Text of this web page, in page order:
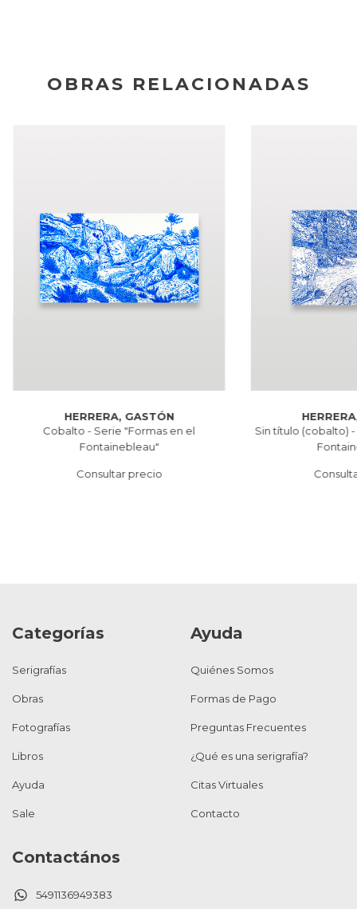
OBRAS RELACIONADAS
HERRERA, GASTÓN
Cobalto - Serie "Formas en el
Fontainebleau"
Consultar precio
Sin título (cobalto)
Categorías
Serigrafías
Obras
Fotografías
Libros
Ayuda
Sale
Ayuda
Quiénes Somos
Formas de Pago
Preguntas Frecuentes
¿Qué es una serigrafía?
Citas Virtuales
Contacto
Contactános
5491136949383